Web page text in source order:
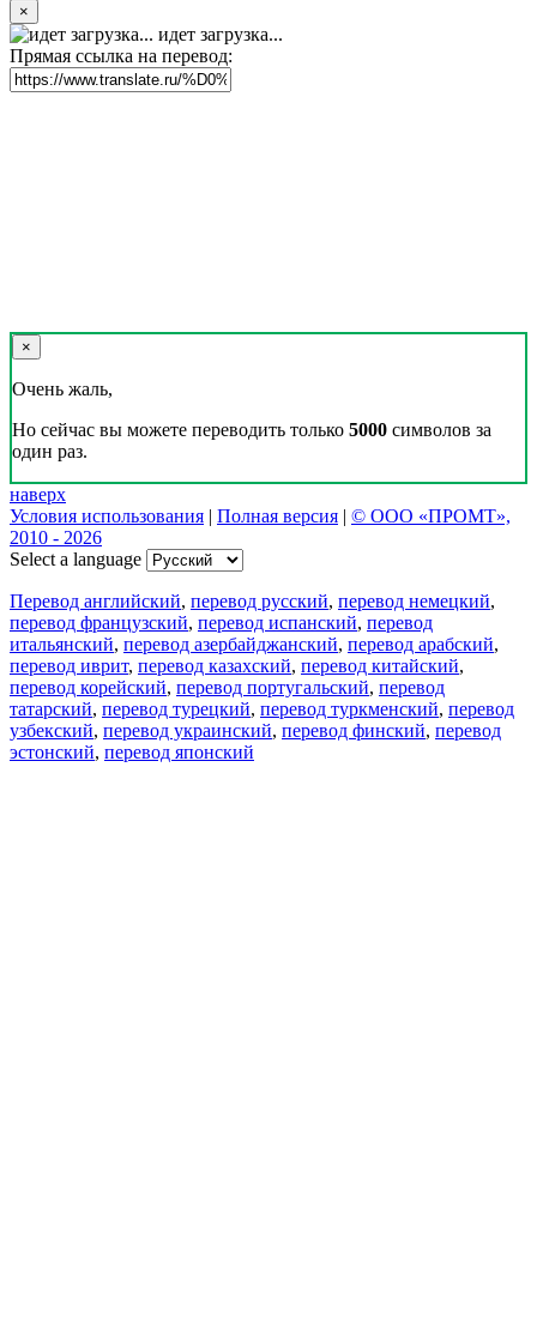
×
идет загрузка...
Прямая ссылка на перевод:
×
Очень жаль,
Но сейчас вы можете переводить только 5000 символов за
один раз.
наверх
Условия использования | Полная версия | © ООО «ПРОМТ»,
2010 - 2026
Select a language
Перевод английский, перевод русский, перевод немецкий,
перевод французский, перевод испанский, перевод
итальянский, перевод азербайджанский, перевод арабский,
перевод иврит, перевод казахский, перевод китайский,
перевод корейский, перевод португальский, перевод
татарский, перевод турецкий, перевод туркменский, перевод
узбекский, перевод украинский, перевод финский, перевод
эстонский, перевод японский